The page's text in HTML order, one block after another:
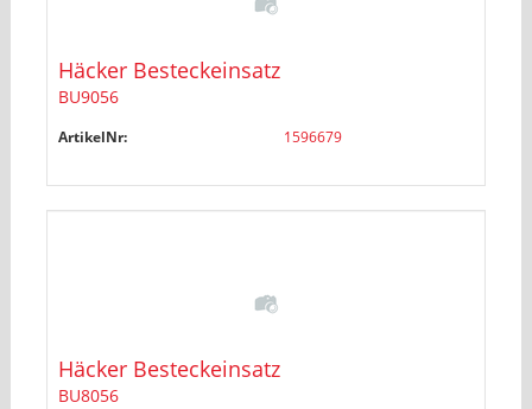
Häcker Besteckeinsatz
BU9056
ArtikelNr: 1596679
Häcker Besteckeinsatz
BU8056